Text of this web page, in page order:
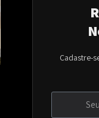
Cadastre-